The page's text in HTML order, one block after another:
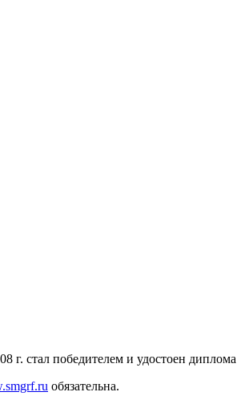
г. стал победителем и удостоен диплома
обязательна.